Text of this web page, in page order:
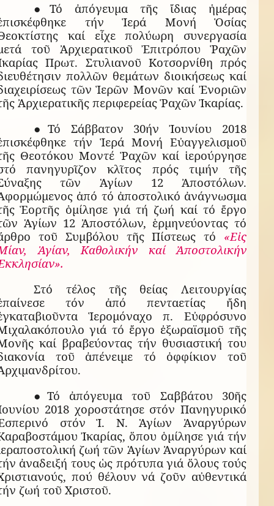
●Τό ἀπόγευμα τῆς ἴδιας ἡμέρας
τήν Ἱερά Μονή Ὁσίας
καί εἶχε πολύωρη συνεργασία
τοῦ Ἀρχιερατικοῦ Ἐπιτρόπου Ῥαχῶν
Πρωτ. Στυλιανοῦ Κοτσορνίθη πρός
πολλῶν θεμάτων διοικήσεως καί
τῶν Ἱερῶν Μονῶν καί Ἐνοριῶν
Ἀρχιερατικῆς περιφερείας Ῥαχῶν Ἰκαρίας.
●Τό Σάββατον 30ήν Ἰουνίου 2018
τήν Ἱερά Μονή Εὐαγγελισμοῦ
Θεοτόκου Μοντέ Ῥαχῶν καί ἱερούργησε
πανηγυρῖζον κλῖτος πρός τιμήν τῆς
τῶν Ἁγίων 12 Ἀποστόλων.
ἀπό τό ἀποστολικό ἀνάγνωσμα
Ἑορτῆς ὁμίλησε γιά τή ζωή καί τό ἔργο
Ἁγίων 12 Ἀποστόλων, ἑρμηνεύοντας τό
τοῦ Συμβόλου τῆς Πίστεως τό «Εἰς
Ἁγίαν, Καθολικήν καί Ἀποστολικήν
Στό τέλος τῆς θείας Λειτουργίας
τόν ἀπό πενταετίας ἤδη
Ἱερομόναχο π. Εὐφρόσυνο
γιά τό ἔργο ἐξωραϊσμοῦ τῆς
καί βραβεύοντας τήν θυσιαστική του
τοῦ ἀπένειμε τό ὀφφίκιον τοῦ
●Τό ἀπόγευμα τοῦ Σαββάτου 30ῆς
2018 χοροστάτησε στόν Πανηγυρικό
στόν Ἱ. Ν. Ἁγίων Ἀναργύρων
Ἰκαρίας, ὅπου ὁμίλησε γιά τήν
ζωή τῶν Ἁγίων Ἀναργύρων καί
ἀναδειξή τους ὡς πρότυπα γιά ὅλους τούς
πού θέλουν νά ζοῦν αὐθεντικά
ζωή τοῦ Χριστοῦ.